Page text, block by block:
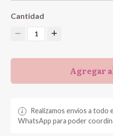
Cantidad
1
Agregar
Realizamos envíos a todo
WhatsApp para poder